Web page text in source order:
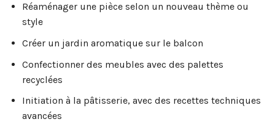
Réaménager une pièce selon un nouveau thème ou
style
Créer un jardin aromatique sur le balcon
Confectionner des meubles avec des palettes
recyclées
Initiation à la pâtisserie, avec des recettes techniques
avancées